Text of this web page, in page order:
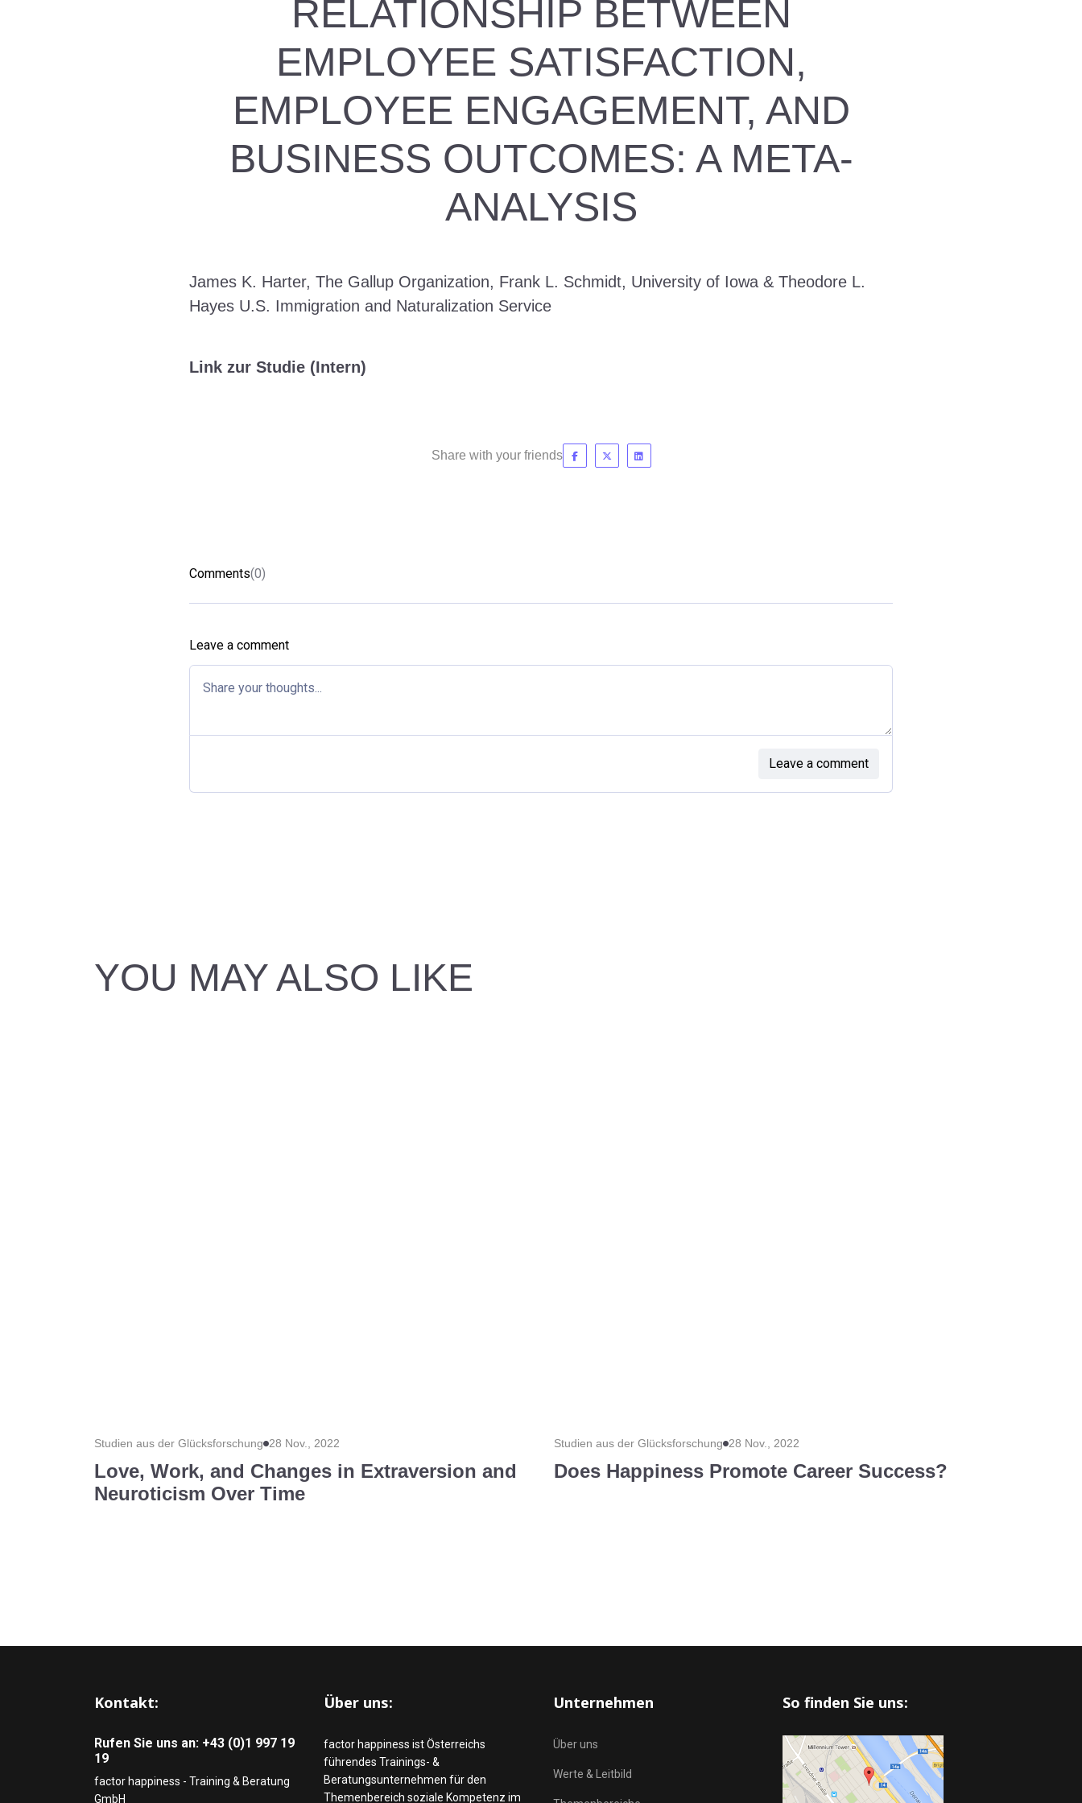
RELATIONSHIP BETWEEN
EMPLOYEE SATISFACTION,
EMPLOYEE ENGAGEMENT, AND
BUSINESS OUTCOMES: A META-
ANALYSIS
James K. Harter, The Gallup Organization, Frank L. Schmidt, University of Iowa & Theodore L.
Hayes U.S. Immigration and Naturalization Service
Link zur Studie (Intern)
Share with your friends
Comments(0)
Leave a comment
Leave a comment
YOU MAY ALSO LIKE
Studien aus der Glücksforschung 28 Nov., 2022
Love, Work, and Changes in Extraversion and
Neuroticism Over Time
Studien aus der Glücksforschung 28 Nov., 2022
Does Happiness Promote Career Success?
Kontakt:
Rufen Sie uns an: +43 (0)1 997 19
19
factor happiness - Training & Beratung
GmbH
Über uns:
factor happiness ist Österreichs
führendes Trainings- &
Beratungsunternehmen für den
Themenbereich soziale Kompetenz im
Unternehmen
Über uns
Werte & Leitbild
So finden Sie uns: